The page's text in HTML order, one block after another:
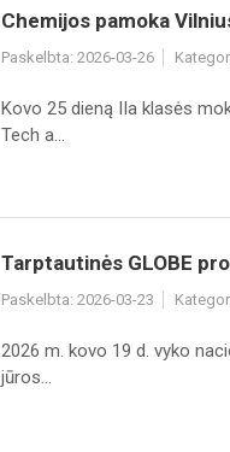
Chemijos pamoka
Paskelbta: 2026-03-26
Kovo 25 dieną IIa klasės
Tech a...
Tarptautinės GLOBE
Paskelbta: 2026-03-23
2026 m. kovo 19 d. vyko
jūros...